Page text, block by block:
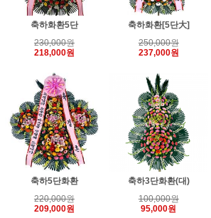
축하화환5단
230,000원
218,000원
축하화환[5단大]
250,000원
237,000원
축하5단화환
220,000원
209,000원
축하3단화환(대)
100,000원
95,000원